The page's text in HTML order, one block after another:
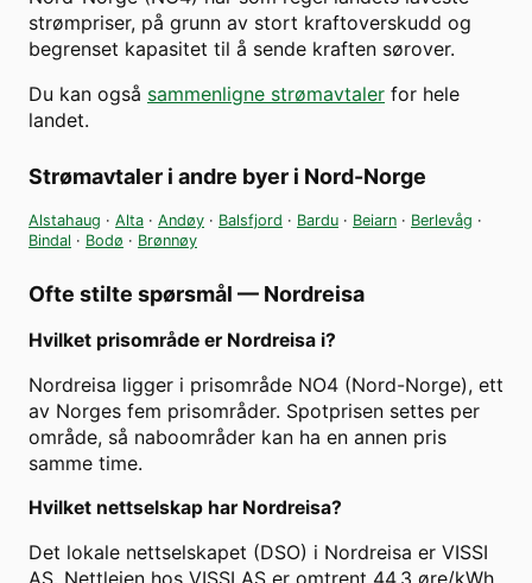
strømpriser, på grunn av stort kraftoverskudd og
begrenset kapasitet til å sende kraften sørover.
Du kan også sammenligne strømavtaler for hele
landet.
Strømavtaler i andre byer i Nord-Norge
Alstahaug · Alta · Andøy · Balsfjord · Bardu · Beiarn · Berlevåg ·
Bindal · Bodø · Brønnøy
Ofte stilte spørsmål — Nordreisa
Hvilket prisområde er Nordreisa i?
Nordreisa ligger i prisområde NO4 (Nord-Norge), ett
av Norges fem prisområder. Spotprisen settes per
område, så naboområder kan ha en annen pris
samme time.
Hvilket nettselskap har Nordreisa?
Det lokale nettselskapet (DSO) i Nordreisa er VISSI